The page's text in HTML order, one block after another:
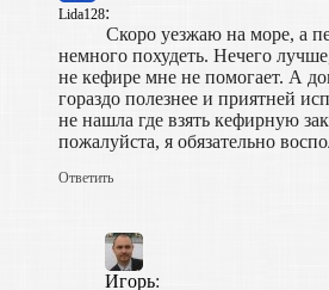
Lida128:
Скоро уезжаю на море, а
немного похудеть. Нечего
не кефире мне не помогает. А
гораздо полезнее и приятней
не нашла где взять кефирную
пожалуйста, я обязательно
Ответить
Игорь: